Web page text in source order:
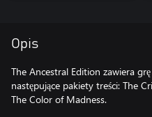
Opis
The Ancestral Edition zawiera
następujące pakiety treści: The
The Color of Madness.